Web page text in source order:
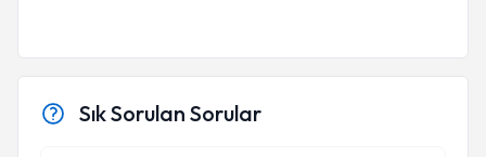
Sık Sorulan Sorular